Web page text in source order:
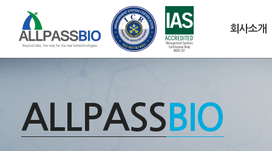
회사소개
ALLPASS BIO